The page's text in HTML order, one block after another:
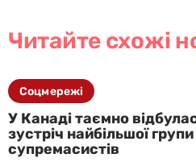
Читайте схожі
У Канаді таємно
зустріч найбільшої
супремасистів
Соцмережі